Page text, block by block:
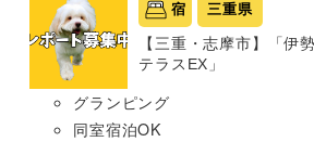
宿 三重県
【三重・志摩市】「伊
テラスEX」
グランピング
同室宿泊OK